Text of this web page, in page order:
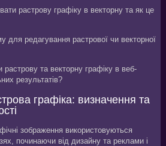
растрову графіку в векторну та як це
для редагування растрової чи векторної
растрову та векторну графіку в веб-
результатів?
графіка: визначення та
зображення використовуються
починаючи від дизайну та реклами і